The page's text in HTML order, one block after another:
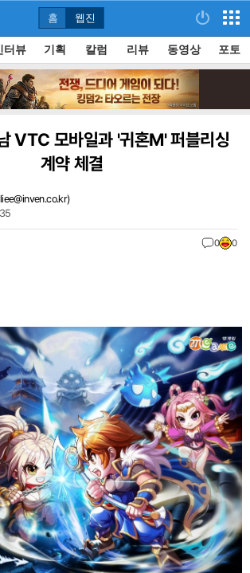
홈 웹진
터뷰 기획 칼럼 리뷰 동영상 포토
VTC 모바일과 '귀혼M' 퍼블리싱
계약 체결
)
0 0